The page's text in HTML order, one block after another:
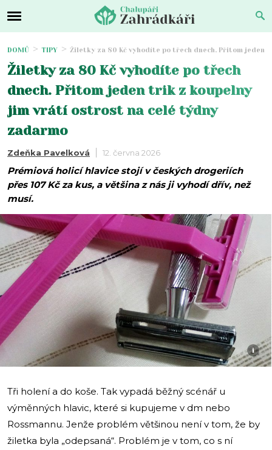
DOMŮ TIPY Žiletky za 80 Kč vyhodíte po třech dnech. Přitom
Žiletky za 80 Kč vyhodíte po třech
dnech. Přitom jeden trik z koupelny
jim vrátí ostrost na celé týdny
zadarmo
Zdeňka Pavelková 12. června 2026
Prémiová holicí hlavice stojí v českých drogeriích
přes 107 Kč za kus, a většina z nás ji vyhodí dřív, než
musí.
i
Tři holení a do koše. Tak vypadá běžný scénář u
výměnných hlavic, které si kupujeme v dm nebo
Rossmannu. Jenže problém většinou není v tom, že by
žiletka byla „odepsaná“. Problém je v tom, co s ní